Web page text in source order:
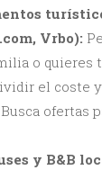
Vrbo):
o quieres
el coste
ofertas
y B&B